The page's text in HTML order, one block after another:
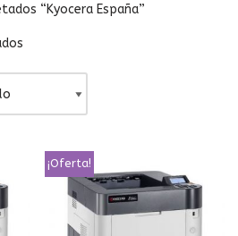
“Kyocera España”
¡Oferta!